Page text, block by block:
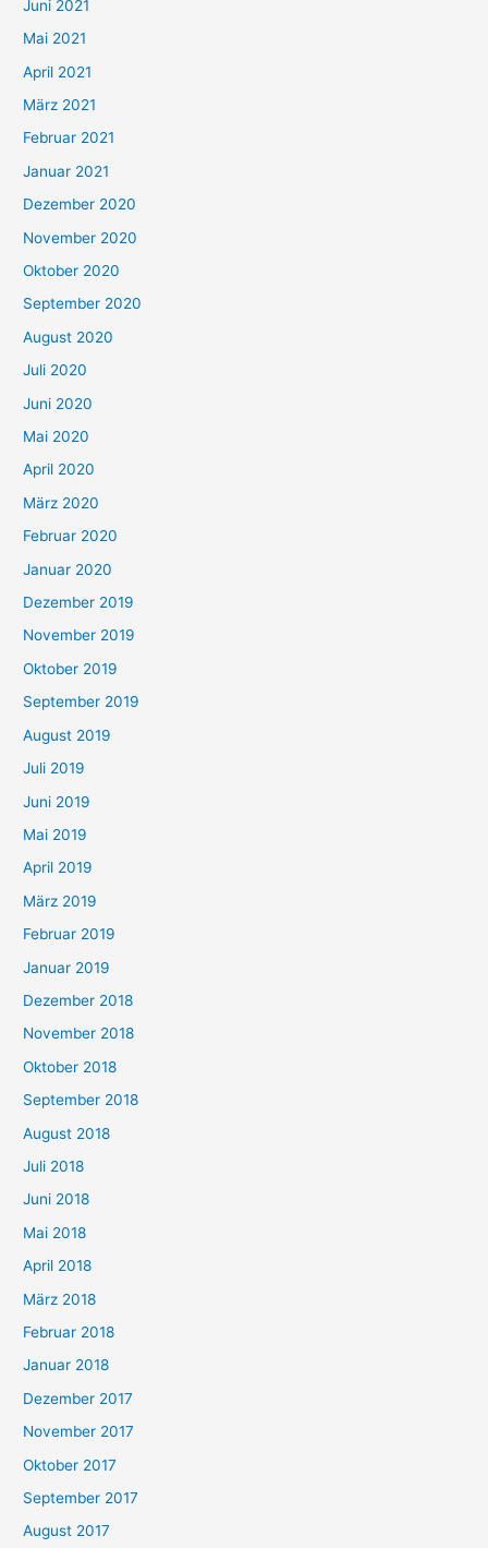
c
h
:
Juni 2021
Mai 2021
April 2021
März 2021
Februar 2021
Januar 2021
Dezember 2020
November 2020
Oktober 2020
September 2020
August 2020
Juli 2020
Juni 2020
Mai 2020
April 2020
März 2020
Februar 2020
Januar 2020
Dezember 2019
November 2019
Oktober 2019
September 2019
August 2019
Juli 2019
Juni 2019
Mai 2019
April 2019
März 2019
Februar 2019
Januar 2019
Dezember 2018
November 2018
Oktober 2018
September 2018
August 2018
Juli 2018
Juni 2018
Mai 2018
April 2018
März 2018
Februar 2018
Januar 2018
Dezember 2017
November 2017
Oktober 2017
September 2017
August 2017